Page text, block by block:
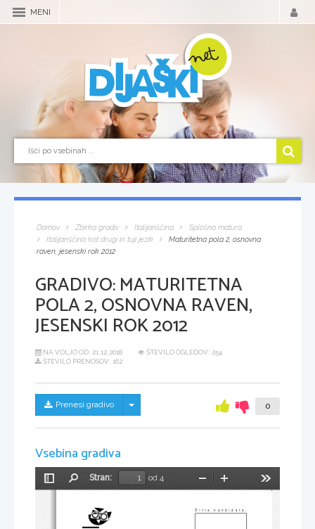
MENI
Domov Zbirka gradiv Italijanščina
Splošna matura
Italijanščina kot drugi in tuji jezik
Maturitetna pola 2, osnovna
raven, jesenski rok 2012
GRADIVO:MATURITETNA
POLA 2, OSNOVNA RAVEN,
JESENSKI ROK 2012
NA VOLJO OD: 21.12.2018
ŠTEVILO OGLEDOV: 254
ŠTEVILO PRENOSOV: 162
Prenesi gradivo Skrij/prikaži meni 0
Vsebina gradiva
Preklopi
Stran:
od 4
Pomanjšaj
Šifra kandidata: